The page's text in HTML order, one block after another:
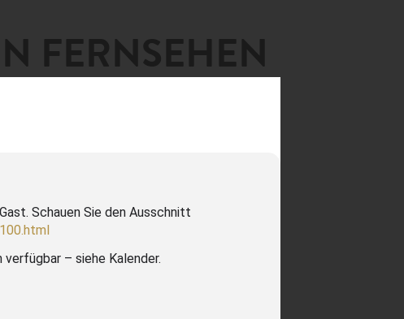
FERNSEHEN
Schauen Sie den Ausschnitt
– siehe Kalender.